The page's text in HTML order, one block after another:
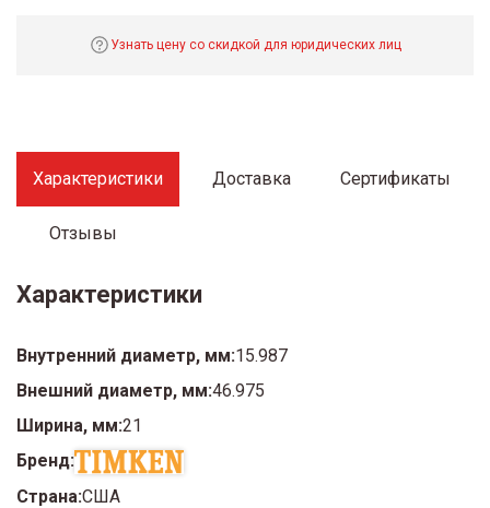
Узнать цену со скидкой для юридических лиц
Характеристики Доставка Сертификаты
Отзывы
Характеристики
Внутренний диаметр, мм:15.987
Внешний диаметр, мм:46.975
Ширина, мм:21
Бренд:
Страна:США